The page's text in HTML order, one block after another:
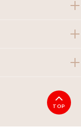
TOP